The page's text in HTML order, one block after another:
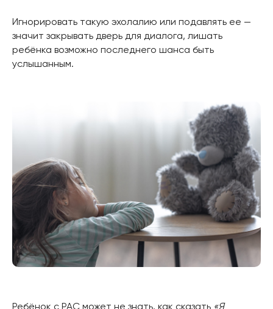
Игнорировать такую эхолалию или подавлять ее —
значит закрывать дверь для диалога, лишать
ребёнка возможно последнего шанса быть
услышанным.
Ребёнок с РАС может не знать, как сказать «Я